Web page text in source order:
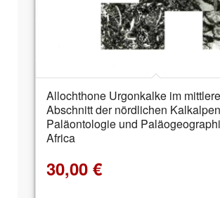
Allochthone Urgonkalke im
Abschnitt der nördlichen
Paläontologie und
Africa
30,00 €